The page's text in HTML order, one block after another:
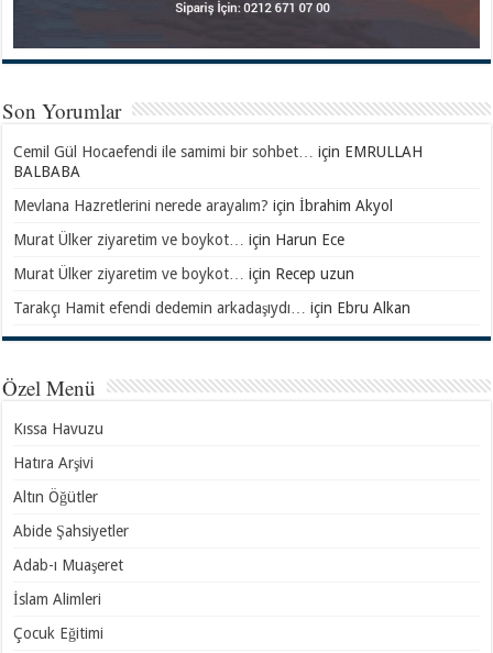
Son Yorumlar
Cemil Gül Hocaefendi ile samimi bir sohbet… için EMRULLAH
BALBABA
Mevlana Hazretlerini nerede arayalım? içinİbrahim Akyol
Murat Ülker ziyaretim ve boykot…
için Harun Ece
Murat Ülker ziyaretim ve boykot…
için Recep uzun
Tarakçı Hamit efendi dedemin arkadaşıydı…
için Ebru Alkan
Özel Menü
Kıssa Havuzu
Hatıra Arşivi
Altın Öğütler
Abide Şahsiyetler
Adab-ı Muaşeret
İslam Alimleri
Çocuk Eğitimi